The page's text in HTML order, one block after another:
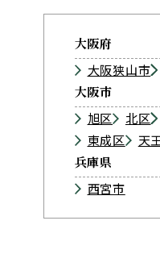
大阪府
大阪狭山市
大阪市
旭区 北区
東成区
天
兵庫県
西宮市